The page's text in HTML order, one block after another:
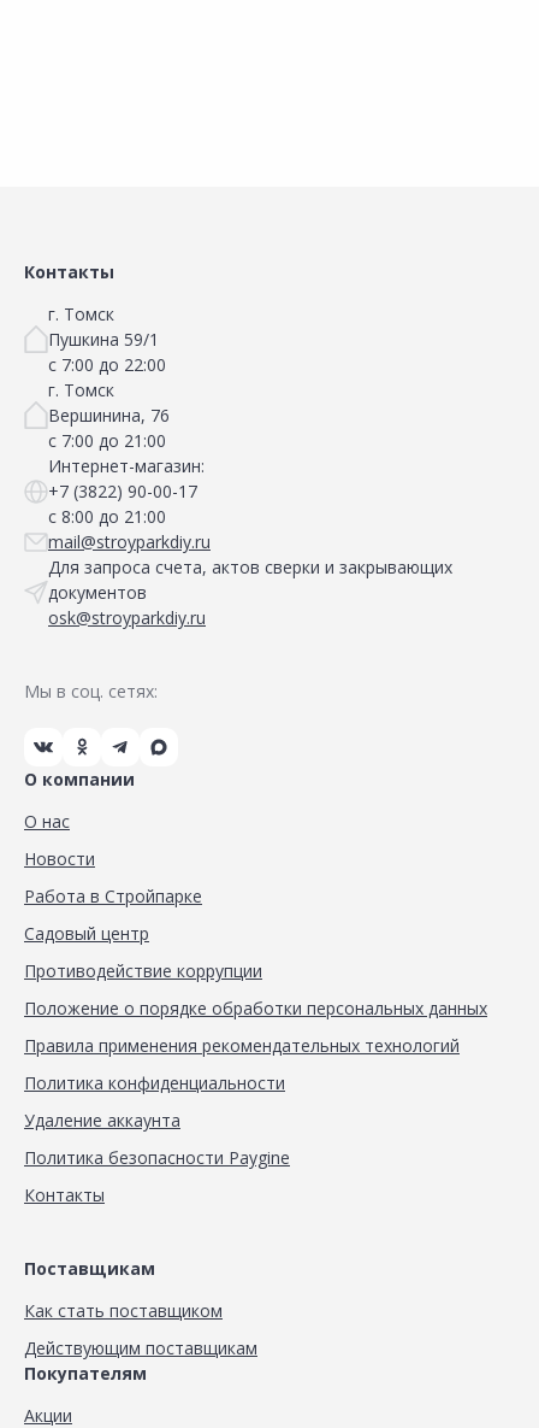
Контакты
г. Томск
Пушкина 59/1
с 7:00 до 22:00
г. Томск
Вершинина, 76
с 7:00 до 21:00
Интернет-магазин:
+7 (3822) 90-00-17
с 8:00 до 21:00
mail@stroyparkdiy.ru
Для запроса счета, актов сверки и закрывающих
документов
osk@stroyparkdiy.ru
Мы в соц. сетях:
О компании
О нас
Новости
Работа в Стройпарке
Садовый центр
Противодействие коррупции
Положение о порядке обработки персональных данных
Правила применения рекомендательных технологий
Политика конфиденциальности
Удаление аккаунта
Политика безопасности Paygine
Контакты
Поставщикам
Как стать поставщиком
Действующим поставщикам
Покупателям
Акции